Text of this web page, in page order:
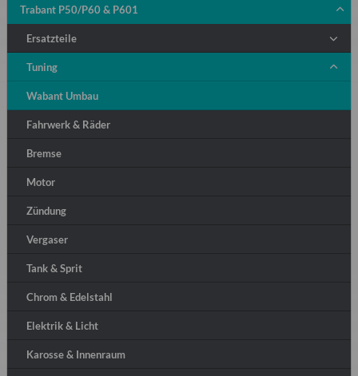
Trabant P50/P60 & P601
Ersatzteile
Tuning
Wabant Umbau
Fahrwerk & Räder
Bremse
Motor
Zündung
Vergaser
Tank & Sprit
Chrom & Edelstahl
Elektrik & Licht
Karosse & Innenraum